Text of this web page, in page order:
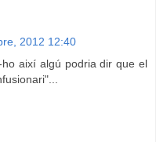
2012 12:40
ho així algú podria dir que el